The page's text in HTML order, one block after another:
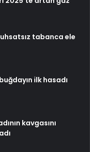
tabanca ele
ilk hasadı
kavgasını